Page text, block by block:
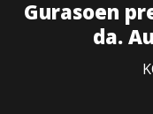
Gurasoen
da.